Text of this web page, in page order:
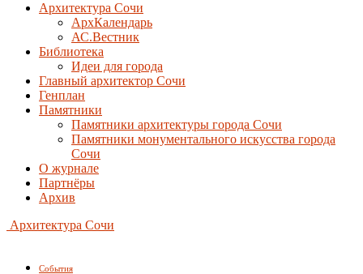
Архитектура Сочи
АрхКалендарь
АС.Вестник
Библиотека
Идеи для города
Главный архитектор Сочи
Генплан
Памятники
Памятники архитектуры города Сочи
Памятники монументального искусства города
Сочи
О журнале
Партнёры
Архив
Архитектура Сочи
События